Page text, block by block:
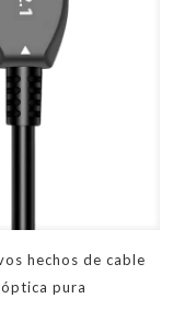
hechos de cable
pura